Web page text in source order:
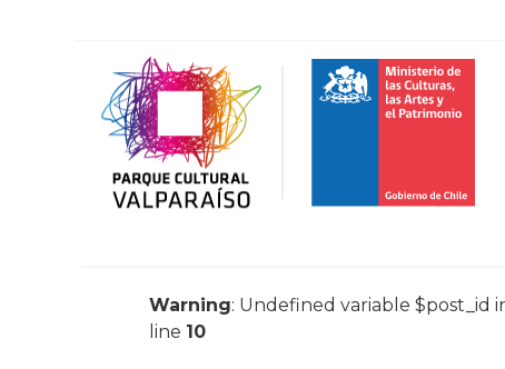
Warning: Undefined variable $post_id
line 10